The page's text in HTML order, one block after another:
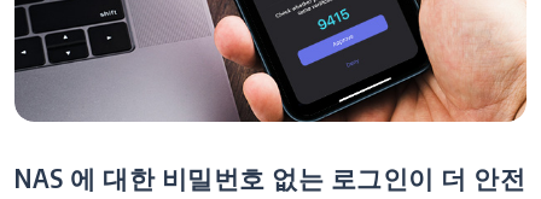
NAS 에 대한 비밀번호 없는 로그인이 더 안전